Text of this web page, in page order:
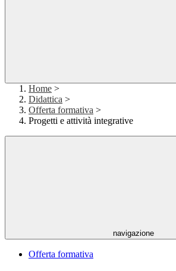
Home >
Didattica >
Offerta formativa >
Progetti e attività integrative
navigazione
Offerta formativa